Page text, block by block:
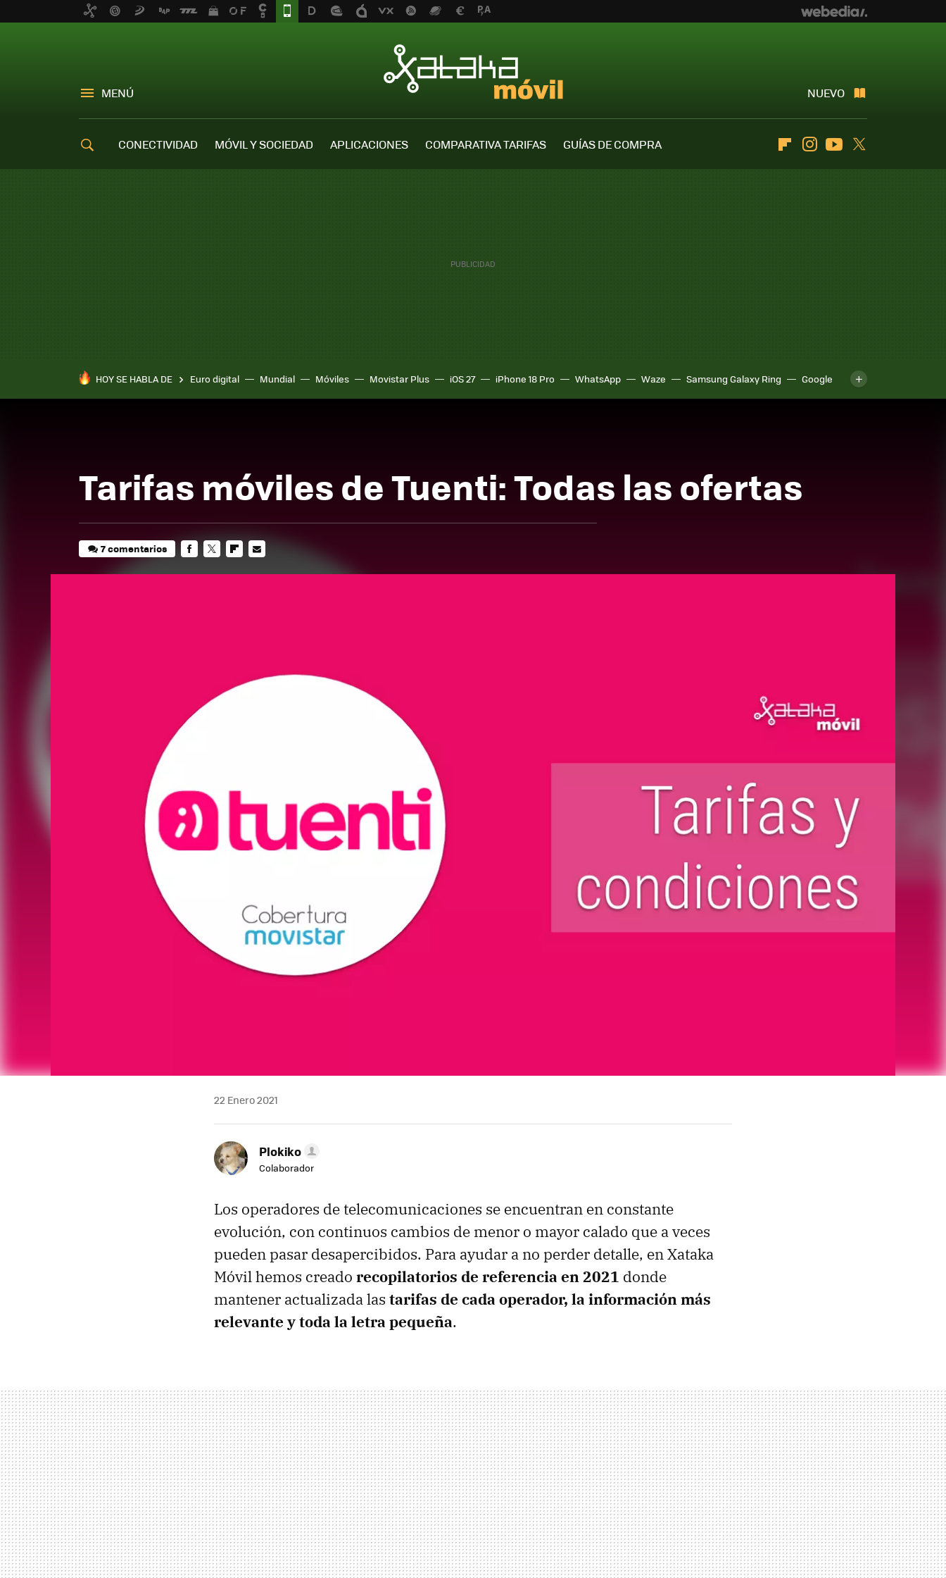
MENÚ NUEVO
CONECTIVIDAD MÓVIL Y SOCIEDAD APLICACIONES COMPARATIVA TARIFAS
GUÍAS DE COMPRA
FlipboardInstagramYoutube
HOY SE HABLA DE Euro digital Mundial Móviles Movistar Plus iOS 27 iPhone 18 Pro WhatsApp Waze Samsung Galaxy Ring
Google
Pixel 10a
Tarifas móviles de Tuenti: Todas las ofertas
7 comentarios
22 Enero 2021
Plokiko
Colaborador
Los operadores de telecomunicaciones se encuentran en constante
evolución, con continuos cambios de menor o mayor calado que a veces
pueden pasar desapercibidos. Para ayudar a no perder detalle, en Xataka
Móvil hemos creado recopilatorios de referencia en 2021 donde
mantener actualizada las tarifas de cada operador, la información más
relevante y toda la letra pequeña.